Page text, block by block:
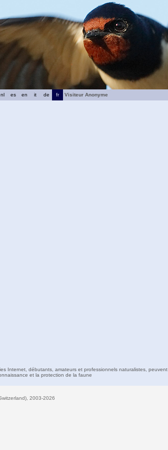
fr
de
it
en
es
nl
Visiteur Anonyme
Internet, débutants, amateurs et professionnels naturalistes, peuvent
et la protection de la faune
2003-2026